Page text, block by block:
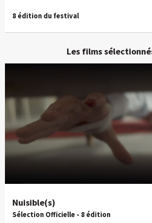
8 édition du festival
Les films
Nuisible(s)
Sélection Officielle - 8 édition